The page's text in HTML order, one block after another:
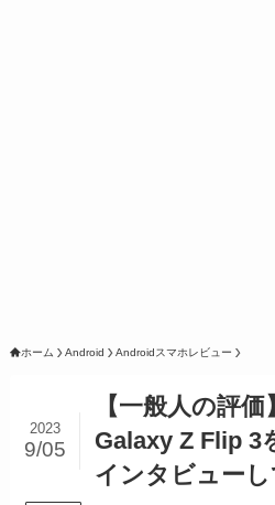
ホーム Android Androidスマホレビュー
【一般人の評
Galaxy Z Flip 3
インタビュー
2023
9/05